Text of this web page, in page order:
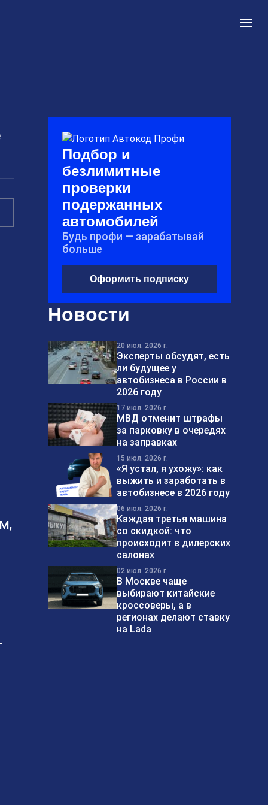
Подбор и
безлимитные
проверки
подержанных
автомобилей
Будь профи — зарабатывай
больше
Оформить подписку
Новости
20 июл. 2026 г.
Эксперты обсудят, есть
ли будущее у
автобизнеса в России в
2026 году
17 июл. 2026 г.
МВД отменит штрафы
за парковку в очередях
на заправках
15 июл. 2026 г.
«Я устал, я ухожу»: как
выжить и заработать в
автобизнесе в 2026 году
06 июл. 2026 г.
Каждая третья машина
со скидкой: что
происходит в дилерских
салонах
02 июл. 2026 г.
В Москве чаще
выбирают китайские
кроссоверы, а в
регионах делают ставку
на Lada